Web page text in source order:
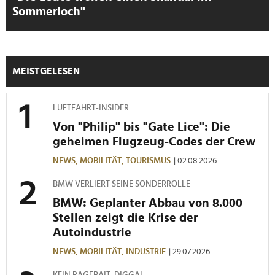
Verwendung unserer Website an unsere Partner für
soziale Medien, Werbung und Analysen weiter. Unsere
weiteren Daten zusammen, die Sie ihnen bereitgestellt
haben oder die sie im Rahmen Ihrer Nutzung der Dienste
gesammelt haben.
Sommerloch"
MEISTGELESEN
LUFTFAHRT-INSIDER
Von "Philip" bis "Gate Lice": Die
geheimen Flugzeug-Codes der Crew
NEWS, MOBILITÄT, TOURISMUS | 02.08.2026
BMW VERLIERT SEINE SONDERROLLE
BMW: Geplanter Abbau von 8.000
Stellen zeigt die Krise der
Autoindustrie
NEWS, MOBILITÄT, INDUSTRIE | 29.07.2026